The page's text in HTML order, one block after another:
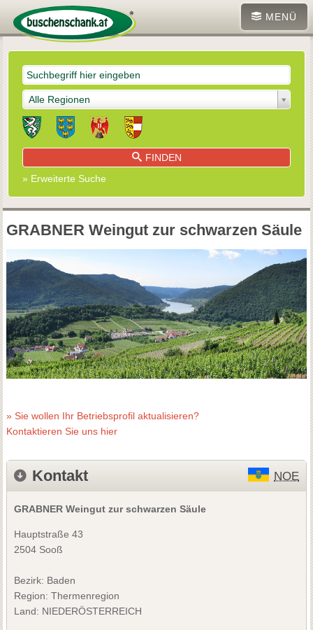
MENÜ
Alle Regionen
FINDEN
» Erweiterte Suche
GRABNER Weingut zur schwarzen Säule
» Sie wollen Ihr Betriebsprofil aktualisieren?
Kontaktieren Sie uns hier
Kontakt NOE
GRABNER Weingut zur schwarzen Säule
Hauptstraße 43
2504 Sooß
Bezirk: Baden
Region: Thermenregion
Land: NIEDERÖSTERREICH